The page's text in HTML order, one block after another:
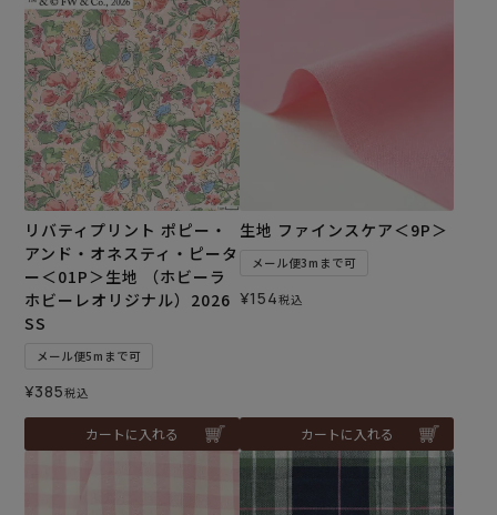
リバティプリント ポピー・
アンド・オネスティ・ピータ
ー＜01P＞生地 （ホビーラ
ホビーレオリジナル）2026
SS
メール便5mまで可
¥385税込
カートに入れる
生地 ファインスケア＜9P＞
メール便3mまで可
¥154税込
カートに入れる